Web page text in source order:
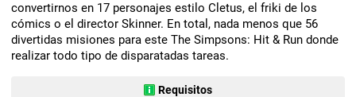
convertirnos en 17 personajes estilo Cletus, el friki de los
cómics o el director Skinner. En total, nada menos que 56
divertidas misiones para este The Simpsons: Hit & Run donde
realizar todo tipo de disparatadas tareas.
Requisitos